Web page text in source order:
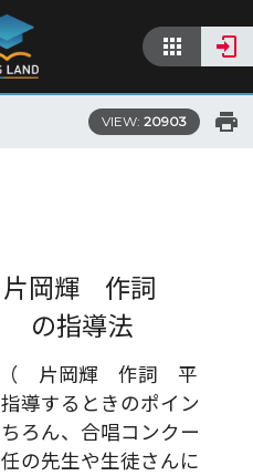
VIEW: 20903
片岡輝 作詞
の指導法
（ 片岡輝 作詞 平
するときのポイン
ろん、合唱コンクー
の先生や生徒さんに